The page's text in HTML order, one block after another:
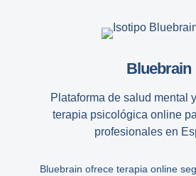
Bluebrain
Plataforma de salud mental
terapia psicológica online
profesionales en
Bluebrain ofrece terapia online